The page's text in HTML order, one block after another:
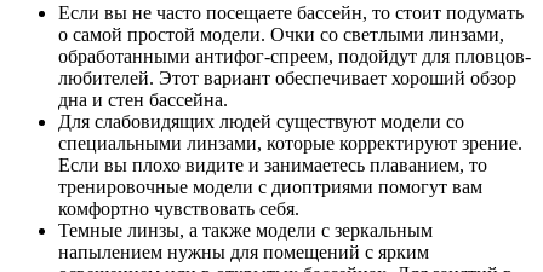
Если вы не часто посещаете бассейн, то стоит подумать
о самой простой модели. Очки со светлыми линзами,
обработанными антифог-спреем, подойдут для пловцов-
любителей. Этот вариант обеспечивает хороший обзор
дна и стен бассейна.
Для слабовидящих людей существуют модели со
специальными линзами, которые корректируют зрение.
Если вы плохо видите и занимаетесь плаванием, то
тренировочные модели с диоптриями помогут вам
комфортно чувствовать себя.
Темные линзы, а также модели с зеркальным
напылением нужны для помещений с ярким